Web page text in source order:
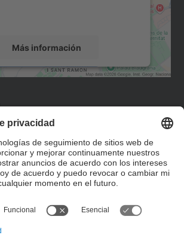
Más información
Aceptar
by
"Contacto personalizado", que
la raíz de español, vuestros datos
contacto.